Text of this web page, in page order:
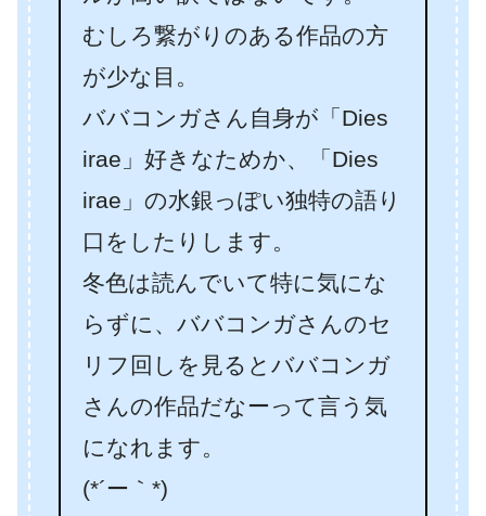
むしろ繋がりのある作品の方
が少な目。
ババコンガさん自身が「Dies
irae」好きなためか、「Dies
irae」の水銀っぽい独特の語り
口をしたりします。
冬色は読んでいて特に気にな
らずに、ババコンガさんのセ
リフ回しを見るとババコンガ
さんの作品だなーって言う気
になれます。
(*´ー｀*)